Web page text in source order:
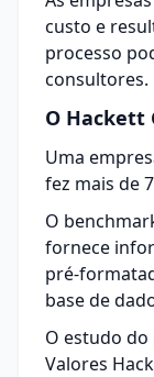
custo e
processo
consultores.
O Hackett
Uma
fez mais de
O
fornece
pré-
base de
O estudo do
Valores